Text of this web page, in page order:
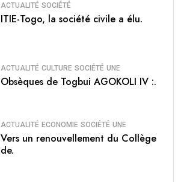
ACTUALITÉ SOCIÉTÉ
ITIE-Togo, la société civile a élu.
ACTUALITÉ CULTURE SOCIÉTÉ UNE
Obsèques de Togbui AGOKOLI IV :.
ACTUALITÉ ECONOMIE SOCIÉTÉ UNE
Vers un renouvellement du Collège
de.